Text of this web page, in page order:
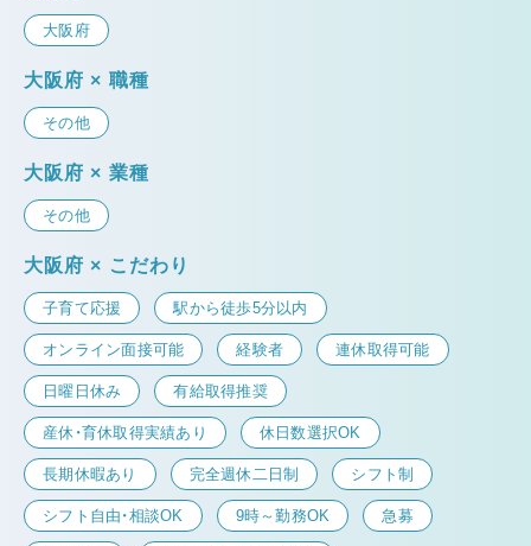
大阪府
大阪府 × 職種
その他
大阪府 × 業種
その他
大阪府 × こだわり
子育て応援 駅から徒歩5分以内
オンライン面接可能 経験者 連休取得可能
日曜日休み 有給取得推奨
産休・育休取得実績あり 休日数選択OK
長期休暇あり 完全週休二日制 シフト制
シフト自由・相談OK 9時～勤務OK 急募